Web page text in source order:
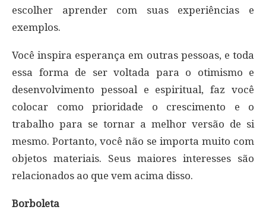
escolher aprender com suas experiências e
exemplos.
Você inspira esperança em outras pessoas, e toda
essa forma de ser voltada para o otimismo e
desenvolvimento pessoal e espiritual, faz você
colocar como prioridade o crescimento e o
trabalho para se tornar a melhor versão de si
mesmo. Portanto, você não se importa muito com
objetos materiais. Seus maiores interesses são
relacionados ao que vem acima disso.
Borboleta